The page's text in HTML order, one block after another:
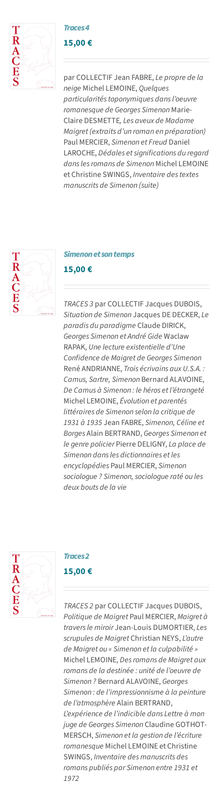
Traces 4
15,00€
par COLLECTIF Jean FABRE,Le propre de la
neige Michel LEMOINE,Quelques
particularités toponymiques dans l’oeuvre
romanesque de Georges SimenonMarie-
Claire DESMETTE, Les aveux de Madame
Maigret (extraits d’un roman en préparation)
Paul MERCIER,Simenon et FreudDaniel
LAROCHE,Dédales et significations du regard
dans les romans de SimenonMichel LEMOINE
et Christine SWINGS,Inventaire des textes
manuscrits de Simenon (suite)
Simenon et son temps
15,00€
TRACES 3par COLLECTIF Jacques DUBOIS,
Situation de SimenonJacques DE DECKER,Le
paradis du paradigmeClaude DIRICK,
Georges Simenon et André GideWaclaw
RAPAK,Une lecture existentielle d’Une
Confidence de Maigret de Georges Simenon
René ANDRIANNE,Trois écrivains aux U.S.A. :
Camus, Sartre, SimenonBernard ALAVOINE,
De Camus à Simenon : le héros et l’étrangeté
Michel LEMOINE,Évolution et parentés
littéraires de Simenon selon la critique de
1931 à 1935Jean FABRE,Simenon, Céline et
BorgesAlain BERTRAND,Georges Simenon et
le genre policierPierre DELIGNY,La place de
Simenon dans les dictionnaires et les
encyclopédiesPaul MERCIER,Simenon
sociologue ? Simenon, sociologue raté ou les
deux bouts de la vie
Traces 2
15,00€
TRACES 2par COLLECTIF Jacques DUBOIS,
Politique de MaigretPaul MERCIER,Maigret à
travers le miroirJean-Louis DUMORTIER,Les
scrupules de MaigretChristian NEYS,L’autre
de Maigret ou « Simenon et la culpabilité »
Michel LEMOINE,Des romans de Maigret aux
romans de la destinée : unité de l’oeuvre de
Simenon ?Bernard ALAVOINE,Georges
Simenon : de l’impressionnisme à la peinture
de l’atmosphèreAlain BERTRAND,
L’expérience de l’indicible dans Lettre à mon
juge de Georges SimenonClaudine GOTHOT-
MERSCH,Simenon et la gestion de l’écriture
romanesque Michel LEMOINE et Christine
SWINGS,Inventaire des manuscrits des
romans publiés par Simenon entre 1931 et
1972